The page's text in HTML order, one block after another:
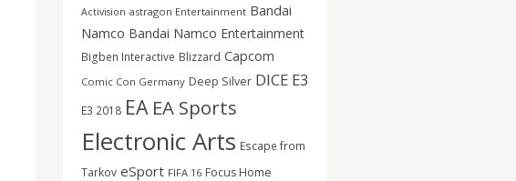
Activision astragon Entertainment Bandai
Namco Bandai Namco Entertainment
Bigben Interactive Blizzard Capcom
Comic Con Germany Deep Silver DICE E3
E3 2018 EA EA Sports
Electronic Arts Escape from
Tarkov eSport FIFA 16 Focus Home